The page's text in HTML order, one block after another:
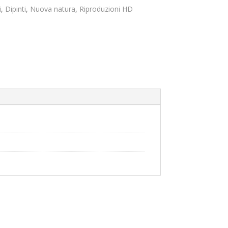
da
, Dipinti, Nuova natura, Riproduzioni HD